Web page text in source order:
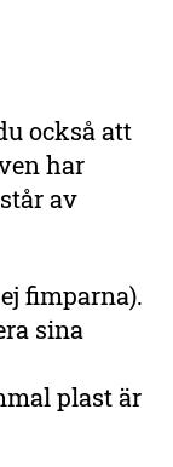
också att
har
av
fimparna).
sina
plast är